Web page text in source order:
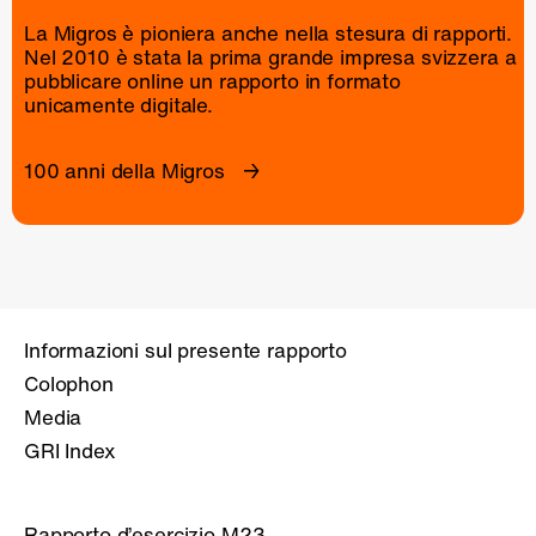
La Migros è pioniera anche nella stesura di rapporti.
Nel 2010 è stata la prima grande impresa svizzera a
pubblicare online un rapportoin formato
unicamente digitale.
100 anni della Migros
Informazioni sul presente rapporto
Colophon
Media
GRI Index